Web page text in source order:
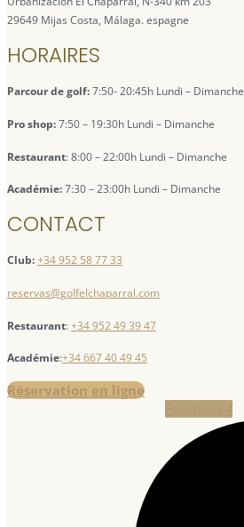
29649 Mijas Costa, Málaga. espagne
HORAIRES
Parcour de golf:7:50- 20:45h Lundi – Dimanche
Pro shop:7:50 – 19:30h Lundi – Dimanche
Restaurant: 8:00 – 22:00h Lundi – Dimanche
Académie:7:30 – 23:00h Lundi – Dimanche
CONTACT
Club:+34 952 58 77 33
reservas@golfelchaparral.com
Restaurant:+34 952 49 39 47
Académie:+34 667 40 49 45
Réservation en ligne